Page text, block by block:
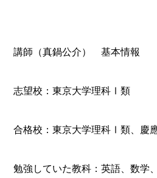
講師（真鍋公介） 基本情報
志望校：東京大学理科Ⅰ類
合格校：東京大学理科Ⅰ類、 慶
勉強していた教科：英語、数学